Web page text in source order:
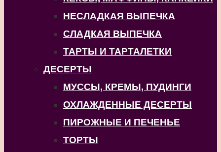
НЕСЛАДКАЯ ВЫПЕЧКА
СЛАДКАЯ ВЫПЕЧКА
ТАРТЫ И ТАРТАЛЕТКИ
ДЕСЕРТЫ
МУССЫ, КРЕМЫ, ПУДИНГИ
ОХЛАЖДЕННЫЕ ДЕСЕРТЫ
ПИРОЖНЫЕ И ПЕЧЕНЬЕ
ТОРТЫ